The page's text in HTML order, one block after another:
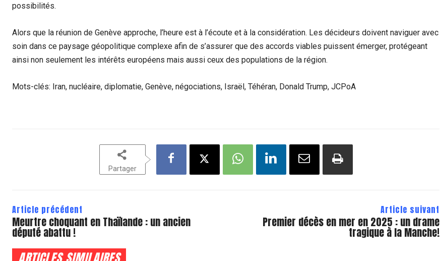
possibilités.
Alors que la réunion de Genève approche, l’heure est à l’écoute et à la considération. Les décideurs doivent naviguer avec
soin dans ce paysage géopolitique complexe afin de s’assurer que des accords viables puissent émerger, protégeant
ainsi non seulement les intérêts européens mais aussi ceux des populations de la région.
Mots-clés: Iran, nucléaire, diplomatie, Genève, négociations, Israël, Téhéran, Donald Trump, JCPoA
Partager
Article précédent
Meurtre choquant en Thaïlande : un ancien
député abattu !
Article suivant
Premier décès en mer en 2025 : un drame
tragique à la Manche!